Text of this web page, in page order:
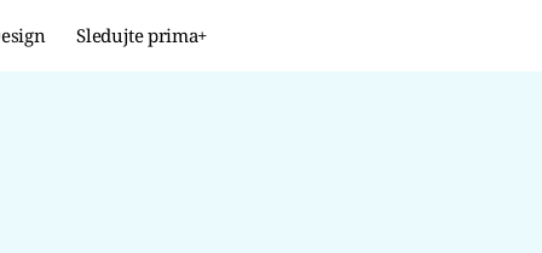
Sledujte prima+